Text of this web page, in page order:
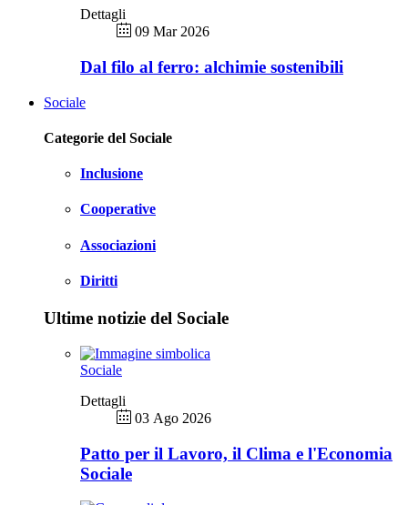
Dettagli
09 Mar 2026
Dal filo al ferro: alchimie sostenibili
Sociale
Categorie del Sociale
Inclusione
Cooperative
Associazioni
Diritti
Ultime notizie del Sociale
Sociale
Dettagli
03 Ago 2026
Patto per il Lavoro, il Clima e l'Economia
Sociale